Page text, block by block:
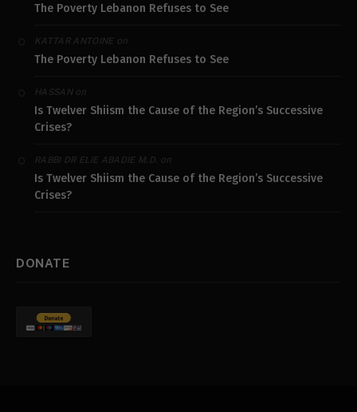
The Poverty Lebanon Refuses to See
KATTAR ANTOINEon
The Poverty Lebanon Refuses to See
HASSANon
Is Twelver Shiism the Cause of the Region’s Successive
Crises?
RABBI DR ELIE ABADIE M.D. on
Is Twelver Shiism the Cause of the Region’s Successive
Crises?
DONATE